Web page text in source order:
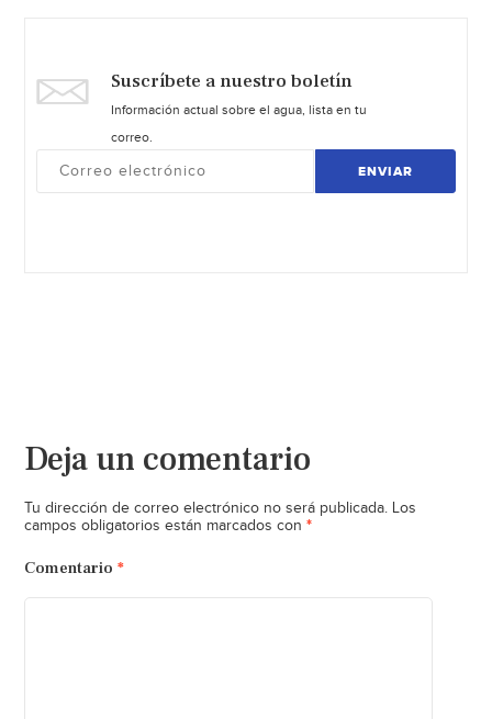
Suscríbete a nuestro boletín
Información actual sobre el agua, lista en tu
correo.
ENVIAR
Deja un comentario
Tu dirección de correo electrónico no será publicada. Los
campos obligatorios están marcados con *
Comentario *